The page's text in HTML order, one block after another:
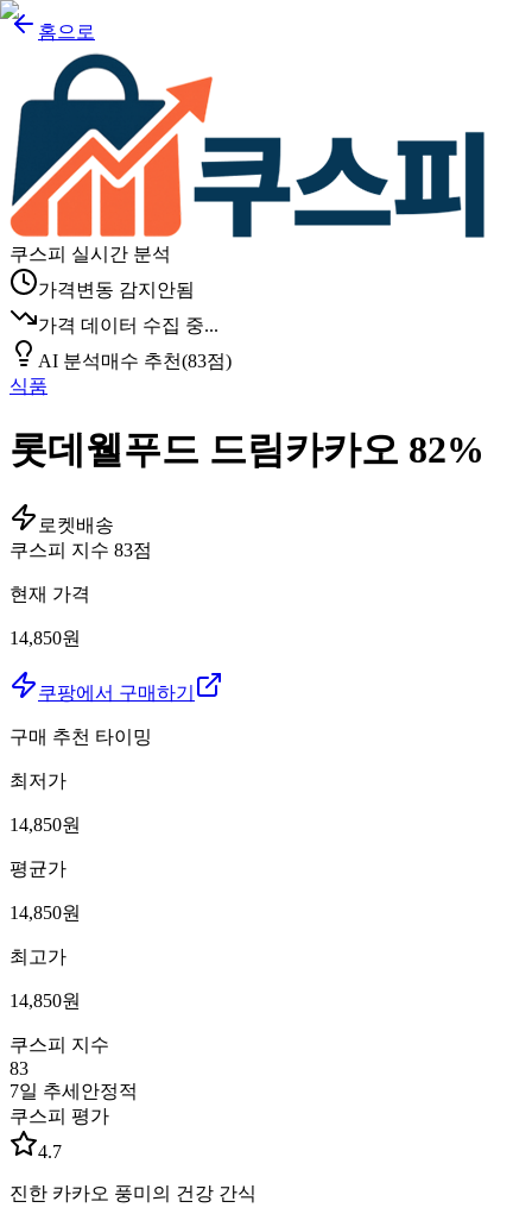
홈으로
쿠스피 실시간 분석
가격변동 감지안됨
가격 데이터 수집 중...
AI 분석매수 추천(83점)
식품
롯데웰푸드 드림카카오 82%
로켓배송
쿠스피 지수 83점
현재 가격
14,850원
쿠팡에서 구매하기
구매 추천 타이밍
최저가
14,850원
평균가
14,850원
최고가
14,850원
쿠스피 지수
83
7일 추세 안정적
쿠스피 평가
4.7
진한 카카오 풍미의 건강 간식